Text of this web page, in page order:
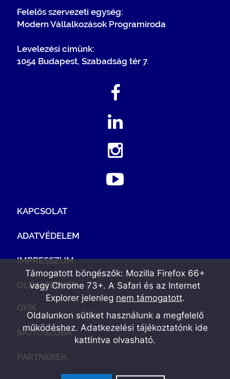
Felelős szervezeti egység:
Modern Vállalkozások Programiroda
Levelezési címünk:
1054 Budapest, Szabadság tér 7.
KAPCSOLAT
ADATVÉDELEM
IMPRESSZUM
OLDALTÉRKÉP
GYIK
SAJTÓSZOBA
PARTNEREK
Támogatott böngészők: Mozilla Firefox 66+
vagy Chrome 73+. A Safari és az Internet
Explorer jelenleg nem támogatott.
Oldalunkon sütiket használunk a megfelelő
működéshez. Adatkezelési tájékoztatónk ide
kattintva olvasható.